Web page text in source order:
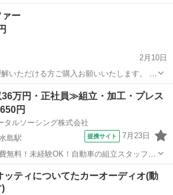
ァー
2月10日
カーオーディオ ウーファー
万円・正社員≫組立・加工・プレス
円
タルソーシング株式会社
島駅
提携サイト 7月23日
無料！未経験OK！自動車の組立スタッフ
組みに、車内外の各部品・ハンドル・足回
...
ッティについてたカーオーディオ(動
)